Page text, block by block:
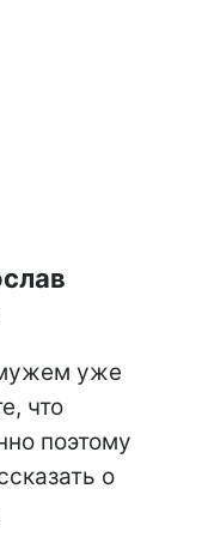
уже
что
поэтому
о